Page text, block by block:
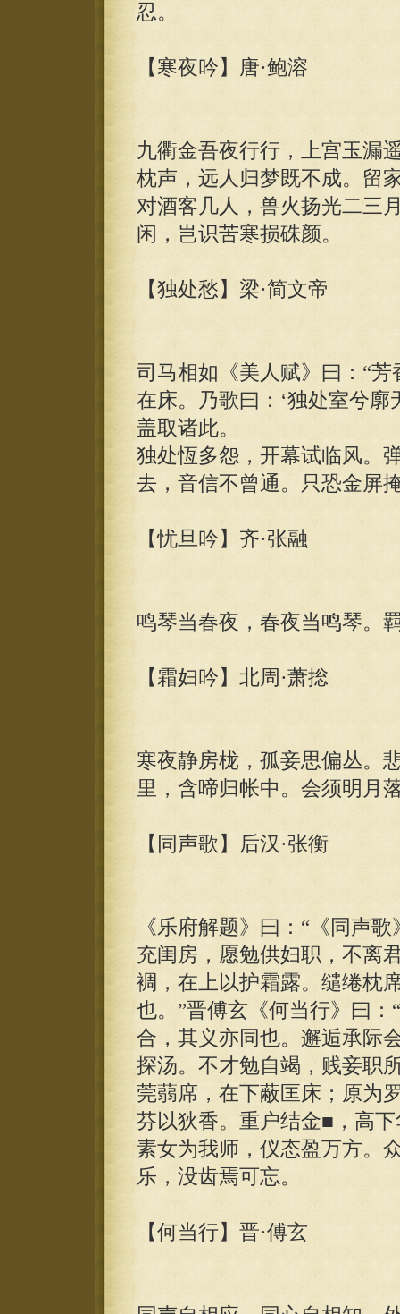
忍。
【寒夜吟】唐·鲍溶
九衢金吾夜行行，上宫玉漏
枕声，远人归梦既不成。留
对酒客几人，兽火扬光二三
闲，岂识苦寒损硃颜。
【独处愁】梁·简文帝
司马相如《美人赋》曰：“
在床。乃歌曰：‘独处室兮廓
盖取诸此。
独处恆多怨，开幕试临风。
去，音信不曾通。只恐金屏
【忧旦吟】齐·张融
鸣琴当春夜，春夜当鸣琴。
【霜妇吟】北周·萧捴
寒夜静房栊，孤妾思偏丛。
里，含啼归帐中。会须明月
【同声歌】后汉·张衡
《乐府解题》曰：“《同声
充闺房，愿勉供妇职，不离
裯，在上以护霜露。缱绻枕
也。”晋傅玄《何当行》曰
合，其义亦同也。邂逅承际
探汤。不才勉自竭，贱妾职
莞蒻席，在下蔽匡床；原为
芬以狄香。重户结金■，高
素女为我师，仪态盈万方。
乐，没齿焉可忘。
【何当行】晋·傅玄